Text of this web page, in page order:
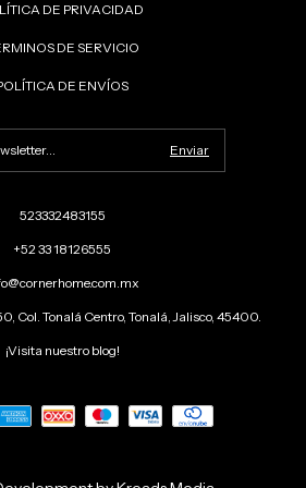
DE PRIVACIDAD
DE SERVICIO
DE ENVÍOS
523332483155
+52 33 18126555
Col. Tonalá Centro, Tonalá, Jalisco, 45400.
¡Visita nuestro blog!